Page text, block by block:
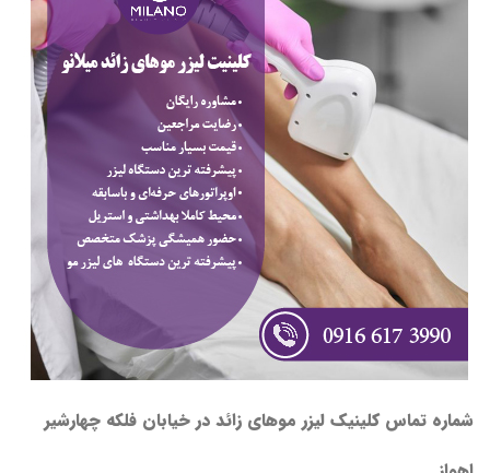
شماره تماس کلینیک لیزر موهای زائد در خیابان فلکه چهارشیر